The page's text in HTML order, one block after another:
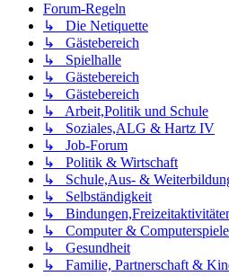
Forum-Regeln
↳ Die Netiquette
↳ Gästebereich
↳ Spielhalle
↳ Gästebereich
↳ Gästebereich
↳ Arbeit,Politik und Schule
↳ Soziales,ALG & Hartz IV
↳ Job-Forum
↳ Politik & Wirtschaft
↳ Schule,Aus- &
↳ Selbständigkeit
↳
↳ Computer & Computerspiele
↳ Gesundheit
↳ Familie, Partnerschaft &